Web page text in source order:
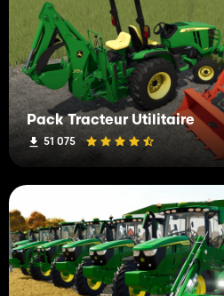
Pack Tracteur Utilitaire
51 075